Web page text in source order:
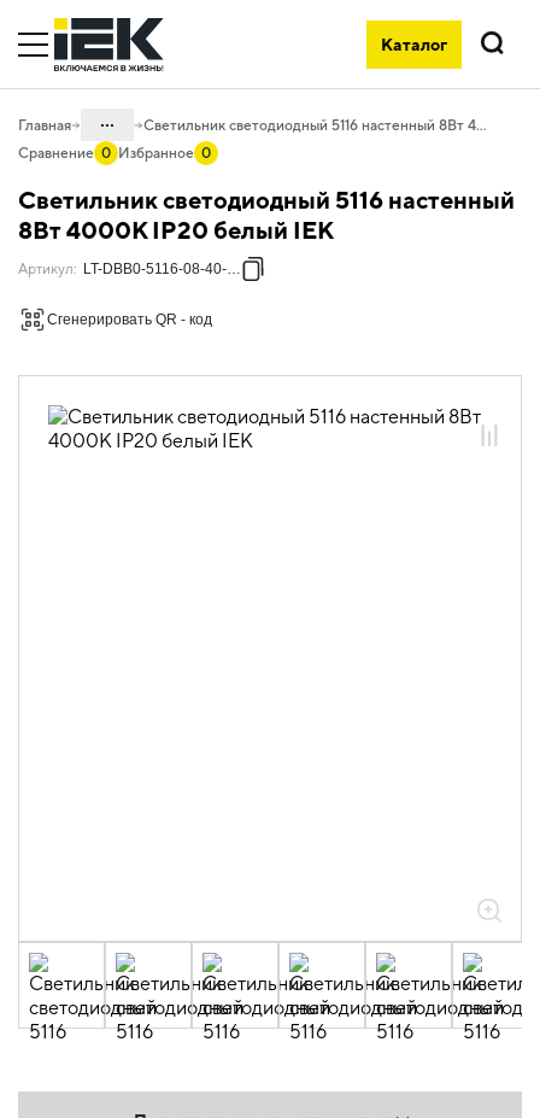
Каталог
Поиск
Главная ...
10. Светотехника
10.02 Коммунальное и бытовое
10.02.04 Декоративное освещение
подсветки картин и зеркал
Светильник светодиодный 5116 настенный 8Вт 4000К IP20 белый IEK
Сравнение 0 Избранное 0
Светильник светодиодный 5116 настенный
8Вт 4000К IP20 белый IEK
Артикул: LT-DBB0-5116-08-40-K01
Сгенерировать QR - код